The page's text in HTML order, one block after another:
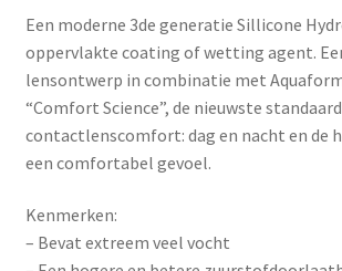
Een moderne 3de generatie Sillicone
oppervlakte coating of wetting agent.
lensontwerp in combinatie met
“Comfort Science”, de nieuwste
contactlenscomfort: dag en nacht en de
een comfortabel gevoel.
Kenmerken:
– Bevat extreem veel vocht